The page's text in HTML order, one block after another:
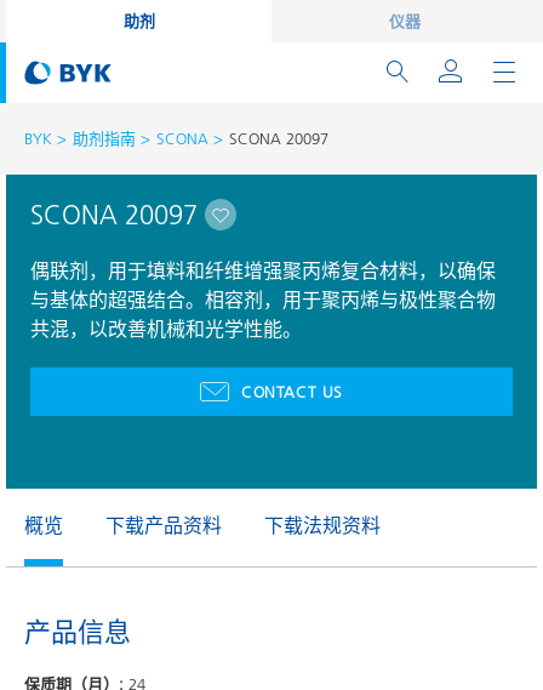
助剂 仪器
BYK 助剂指南 SCONA SCONA 20097
SCONA 20097
偶联剂，用于填料和纤维增强聚丙烯复合材料，以确保
与基体的超强结合。相容剂，用于聚丙烯与极性聚合物
共混，以改善机械和光学性能。
CONTACT US
概览 下载产品资料 下载法规资料
产品信息
保质期（月）: 24